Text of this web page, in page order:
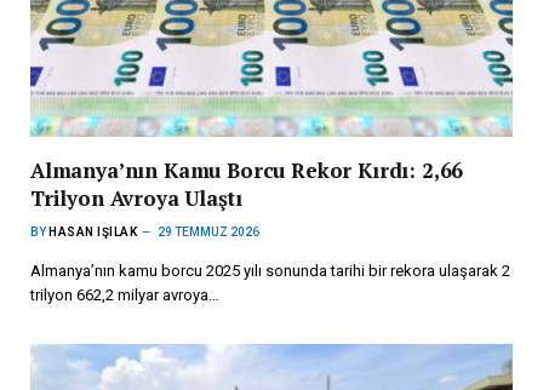
Almanya’nın Kamu Borcu Rekor Kırdı: 2,66
Trilyon Avroya Ulaştı
BY HASAN IŞILAK 29 TEMMUZ 2026
Almanya’nın kamu borcu 2025 yılı sonunda tarihi bir rekora ulaşarak 2
trilyon 662,2 milyar avroya…